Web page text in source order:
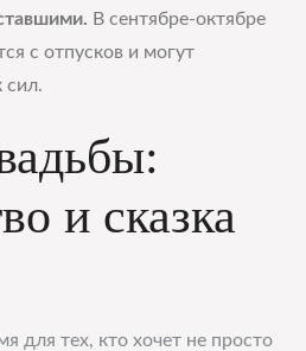
В сентябре-октябре
с отпусков и могут
сил.
и сказка
для тех, кто хочет не просто